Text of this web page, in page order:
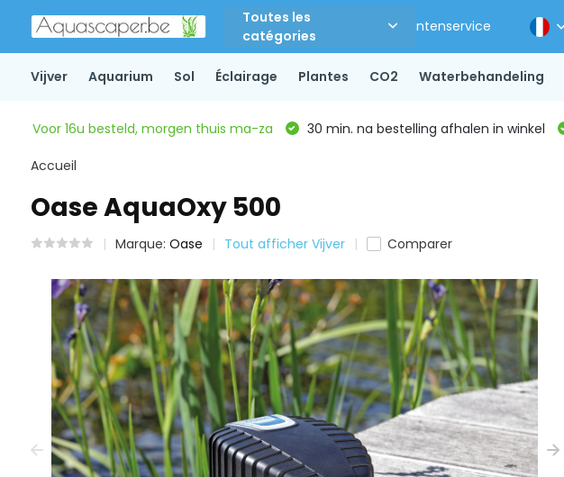
Toutes les
catégories
Klantenservice
Vijver Aquarium Sol Éclairage Plantes CO2 Waterbehandeling
Voor 16u besteld, morgen thuis ma-za 30 min. na bestelling afhalen in winkel
Accueil
Oase AquaOxy 500
Marque: Oase Tout afficher Vijver Comparer